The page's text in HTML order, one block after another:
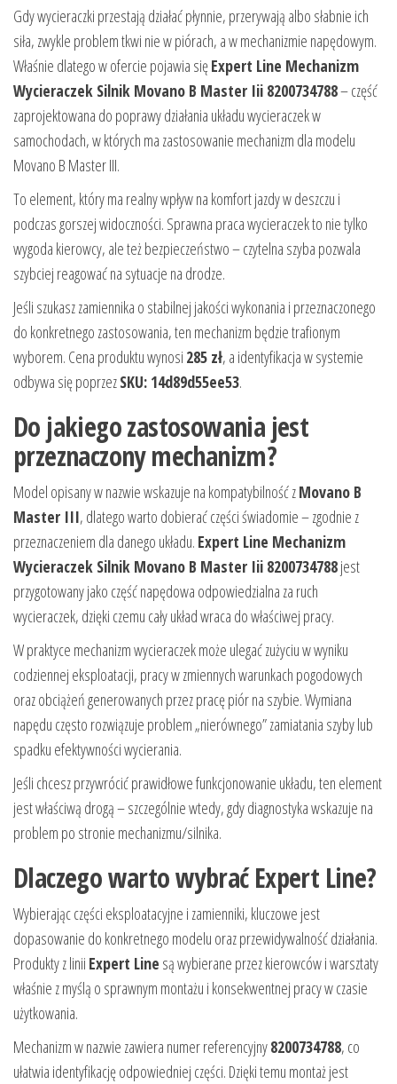
Gdy wycieraczki przestają działać płynnie, przerywają albo słabnie ich
siła, zwykle problem tkwi nie w piórach, a w mechanizmie napędowym.
Właśnie dlatego w ofercie pojawia sięExpert Line Mechanizm
Wycieraczek Silnik Movano B Master Iii 8200734788– część
zaprojektowana do poprawy działania układu wycieraczek w
samochodach, w których ma zastosowanie mechanizm dla modelu
Movano B Master III.
To element, który ma realny wpływ na komfort jazdy w deszczu i
podczas gorszej widoczności. Sprawna praca wycieraczek to nie tylko
wygoda kierowcy, ale też bezpieczeństwo – czytelna szyba pozwala
szybciej reagować na sytuacje na drodze.
Jeśli szukasz zamiennika o stabilnej jakości wykonania i przeznaczonego
do konkretnego zastosowania, ten mechanizm będzie trafionym
wyborem. Cena produktu wynosi 285 zł, a identyfikacja w systemie
odbywa się poprzezSKU: 14d89d55ee53.
Do jakiego zastosowania jest
przeznaczony mechanizm?
Model opisany w nazwie wskazuje na kompatybilność zMovano B
Master III, dlatego warto dobierać części świadomie – zgodnie z
przeznaczeniem dla danego układu. Expert Line Mechanizm
Wycieraczek Silnik Movano B Master Iii 8200734788jest
przygotowany jako część napędowa odpowiedzialna za ruch
wycieraczek, dzięki czemu cały układ wraca do właściwej pracy.
W praktyce mechanizm wycieraczek może ulegać zużyciu w wyniku
codziennej eksploatacji, pracy w zmiennych warunkach pogodowych
oraz obciążeń generowanych przez pracę piór na szybie. Wymiana
napędu często rozwiązuje problem „nierównego” zamiatania szyby lub
spadku efektywności wycierania.
Jeśli chcesz przywrócić prawidłowe funkcjonowanie układu, ten element
jest właściwą drogą – szczególnie wtedy, gdy diagnostyka wskazuje na
problem po stronie mechanizmu/silnika.
Dlaczego warto wybrać Expert Line?
Wybierając części eksploatacyjne i zamienniki, kluczowe jest
dopasowanie do konkretnego modelu oraz przewidywalność działania.
Produkty z linii Expert Line są wybierane przez kierowców i warsztaty
właśnie z myślą o sprawnym montażu i konsekwentnej pracy w czasie
użytkowania.
Mechanizm w nazwie zawiera numer referencyjny8200734788, co
ułatwia identyfikację odpowiedniej części. Dzięki temu montaż jest